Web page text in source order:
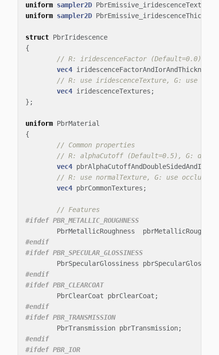
uniform sampler2D PbrEmissive_iridescenceTexture
uniform sampler2D
struct PbrIridescence
{
// R: iridescenceFactor (Default=0.0), G:
vec4
// R: use iridescenceTexture, G: use
vec4 iridescenceTextures ;
};
uniform PbrMaterial
{
// Common properties
// R: alphaCutoff (Default=0.5), G:
vec4
// R: use normalTexture, G: use
vec4 pbrCommonTextures ;
// Features
PbrMetallicRoughness
#endif
PbrSpecularGlossiness
#endif
#ifdef PBR_CLEARCOAT
PbrClearCoat
pbrClearCoat ;
#endif
#ifdef PBR_TRANSMISSION
PbrTransmission pbrTransmission;
#endif